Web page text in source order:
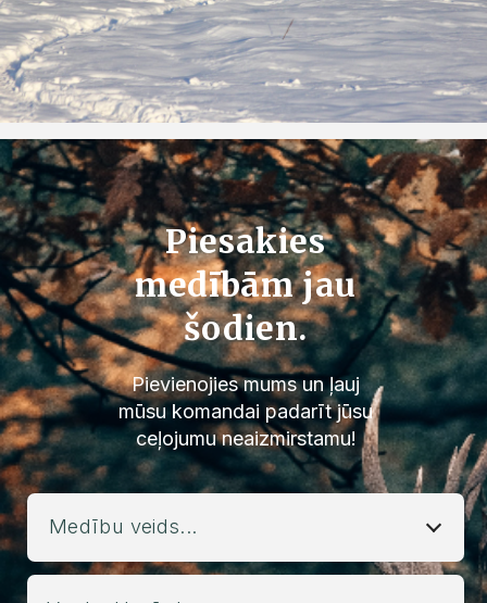
Piesakies
medībām jau
šodien.
Pievienojies mums un ļauj
mūsu komandai padarīt jūsu
ceļojumu neaizmirstamu!
Medību veids...